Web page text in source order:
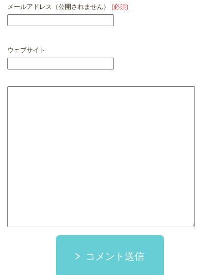
メールアドレス（公開されません） (必須)
ウェブサイト
コメント送信